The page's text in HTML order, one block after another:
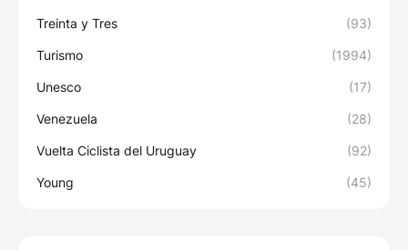
Treinta y Tres (93)
Turismo (1994)
Unesco (17)
Venezuela (28)
Vuelta Ciclista del Uruguay (92)
Young (45)